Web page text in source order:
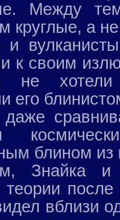
Между
круглые, а
и
к своим
не
его
блином из
Знайка
теории
вблизи